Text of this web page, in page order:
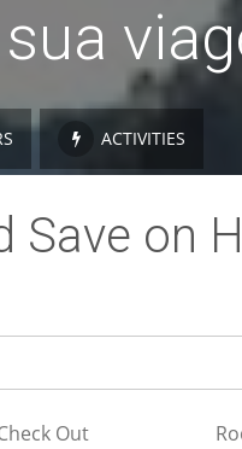
ACTIVITIES
Save on
Out